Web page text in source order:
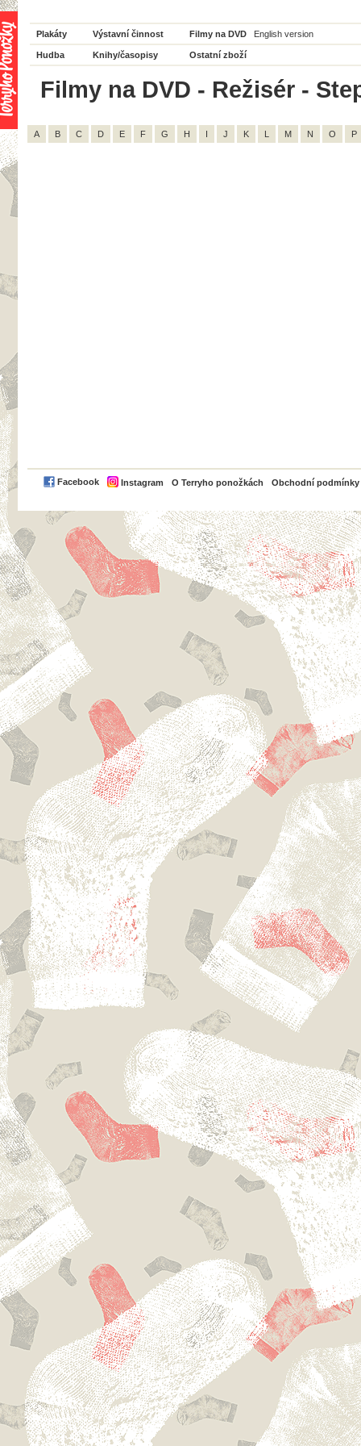
Plakáty Výstavní činnost Filmy na DVD English version
Hudba Knihy/časopisy Ostatní zboží
Filmy na DVD - Režisér -
A B C D E F G H I J K L M N O P
Facebook Instagram O Terryho ponožkách Obchodní podmínky
PayPal